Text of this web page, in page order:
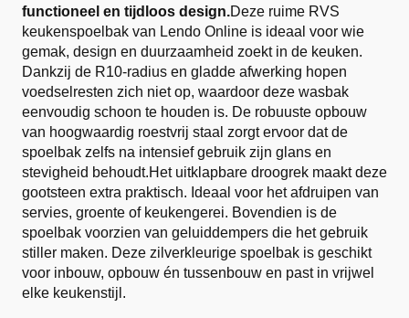
functioneel en tijdloos design.Deze ruime RVS
keukenspoelbak van Lendo Online is ideaal voor wie
gemak, design en duurzaamheid zoekt in de keuken.
Dankzij de R10-radius en gladde afwerking hopen
voedselresten zich niet op, waardoor deze wasbak
eenvoudig schoon te houden is. De robuuste opbouw
van hoogwaardig roestvrij staal zorgt ervoor dat de
spoelbak zelfs na intensief gebruik zijn glans en
stevigheid behoudt.Het uitklapbare droogrek maakt deze
gootsteen extra praktisch. Ideaal voor het afdruipen van
servies, groente of keukengerei. Bovendien is de
spoelbak voorzien van geluiddempers die het gebruik
stiller maken. Deze zilverkleurige spoelbak is geschikt
voor inbouw, opbouw én tussenbouw en past in vrijwel
elke keukenstijl.